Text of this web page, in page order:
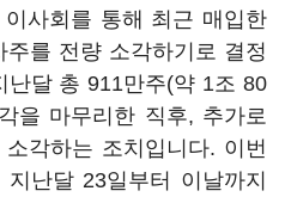
사회를 통해 최근 매입한
를 전량 소각하기로 결정
난달 총 911만주(약 1조 80
을 마무리한 직후, 추가로
각하는 조치입니다. 이번
난달 23일부터 이날까지